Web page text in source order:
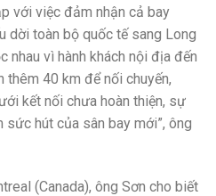
với việc đảm nhận cả bay
dời toàn bộ quốc tế sang Long
nhau vì hành khách nội địa đến
thêm 40 km để nối chuyến,
kết nối chưa hoàn thiện, sự
hút của sân bay mới”, ông
(Canada), ông Sơn cho biết